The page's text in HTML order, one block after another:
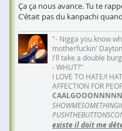
Ça ça nous avance. Tu te
C'était pas du kanpachi
"- Nigga you know
motherfuckin'
I'll take a double
- WHUT?"
I LOVE TO HATE/I
AFFECTION FOR
CAALGOOONNNNN
existe il doit me